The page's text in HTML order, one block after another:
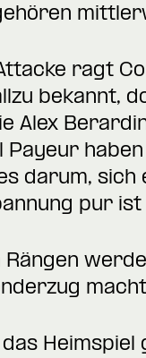
ragt
bekannt,
Alex
Payeur
darum,
pur
Rängen
Heimspiel